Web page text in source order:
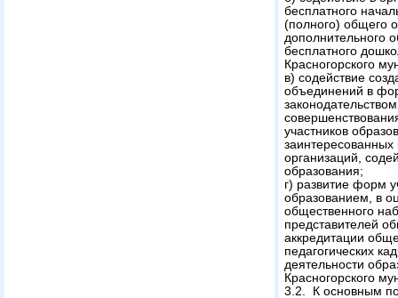
бесплатного
(полного) общего
дополнительного
бесплатного
Красногорского
в) содействие
объединений в
участников
заинтересованных
организаций,
образования;
г) развитие форм
образованием, в
общественного
представителей
аккредитации
педагогических
деятельности
Красногорского
3.2. К основным